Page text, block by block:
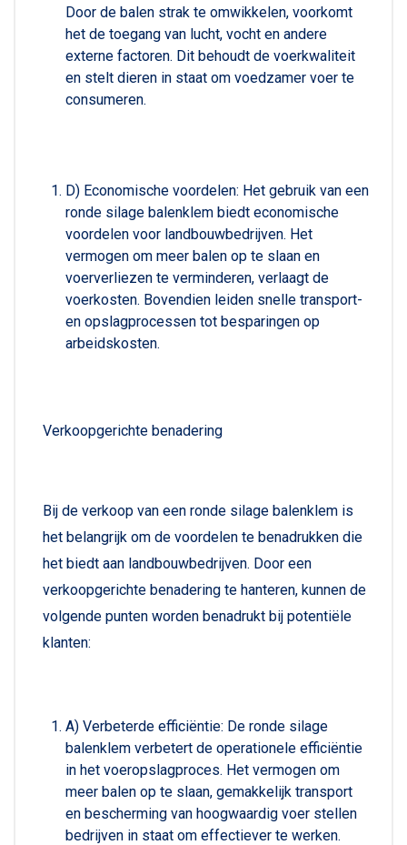
Door de balen strak te omwikkelen, voorkomt
het de toegang van lucht, vocht en andere
externe factoren. Dit behoudt de voerkwaliteit
en stelt dieren in staat om voedzamer voer te
consumeren.
D) Economische voordelen: Het gebruik van een
ronde silage balenklem biedt economische
voordelen voor landbouwbedrijven. Het
vermogen om meer balen op te slaan en
voerverliezen te verminderen, verlaagt de
voerkosten. Bovendien leiden snelle transport-
en opslagprocessen tot besparingen op
arbeidskosten.
Verkoopgerichte benadering
Bij de verkoop van een ronde silage balenklem is
het belangrijk om de voordelen te benadrukken die
het biedt aan landbouwbedrijven. Door een
verkoopgerichte benadering te hanteren, kunnen de
volgende punten worden benadrukt bij potentiële
klanten:
A) Verbeterde efficiëntie: De ronde silage
balenklem verbetert de operationele efficiëntie
in het voeropslagproces. Het vermogen om
meer balen op te slaan, gemakkelijk transport
en bescherming van hoogwaardig voer stellen
bedrijven in staat om effectiever te werken.